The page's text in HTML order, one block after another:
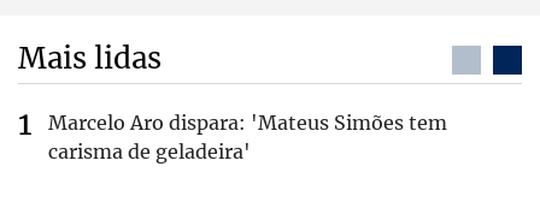
Mais lidas
Marcelo Aro dispara: 'Mateus Simões tem
carisma de geladeira'